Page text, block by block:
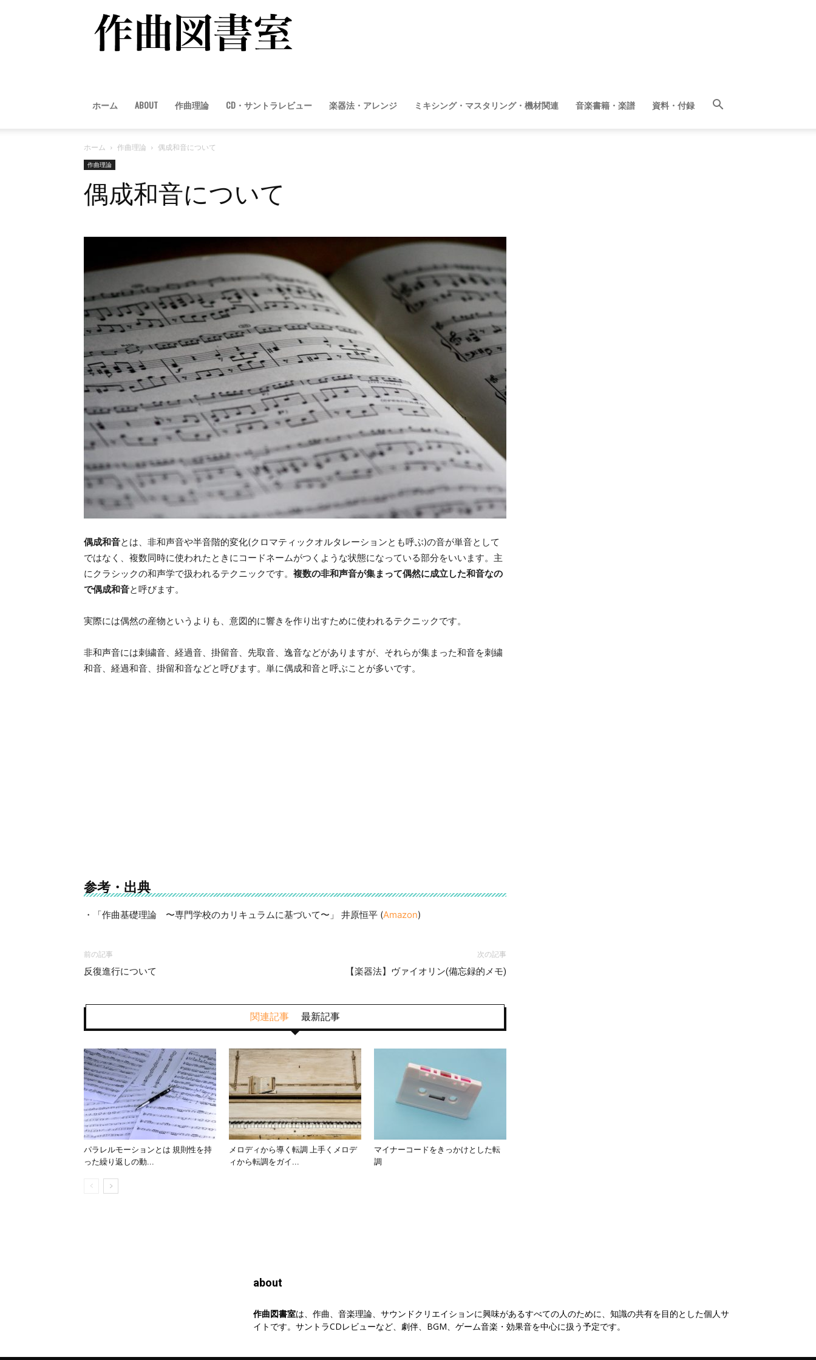
室
ホーム ABOUT 作曲理論 CD・サントラレビュー 楽器法・アレンジ ミキシング・マスタリング・機材関連 音楽書籍・楽譜 資料・付録
ホーム 作曲理論 偶成和音について
作曲理論
偶成和音について
偶成和音とは、非和声音や半音階的変化(クロマティックオルタレーションとも呼ぶ)の音が単音として
ではなく、複数同時に使われたときにコードネームがつくような状態になっている部分をいいます。主
にクラシックの和声学で扱われるテクニックです。 複数の非和声音が集まって偶然に成立した和音なの
で偶成和音と呼びます。
実際には偶然の産物というよりも、意図的に響きを作り出すために使われるテクニックです。
非和声音には刺繍音、経過音、掛留音、先取音、逸音などがありますが、それらが集まった和音を刺繍
和音、経過和音、掛留和音などと呼びます。単に偶成和音と呼ぶことが多いです。
参考・出典
・「作曲基礎理論 〜専門学校のカリキュラムに基づいて〜」 井原恒平 (Amazon)
前の記事
反復進行について
次の記事
【楽器法】ヴァイオリン(備忘録的メモ)
関連記事 最新記事
パラレルモーションとは 規則性を持
った繰り返しの動...
メロディから導く転調 上手くメロデ
ィから転調をガイ...
マイナーコードをきっかけとした転
調
about
作曲図書室は、作曲、音楽理論、サウンドクリエイションに興味があるすべての人のために、知識の共有を目的とした個人サ
イトです。サントラCDレビューなど、劇伴、BGM、ゲーム音楽・効果音を中心に扱う予定です。